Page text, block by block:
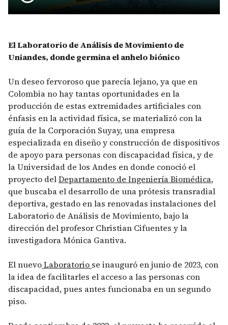
El Laboratorio de Análisis de Movimiento de
Uniandes, donde germina el anhelo biónico
Un deseo fervoroso que parecía lejano, ya que en
Colombia no hay tantas oportunidades en la
producción de estas extremidades artificiales con
énfasis en la actividad física, se materializó con la
guía de la Corporación Suyay, una empresa
especializada en diseño y construcción de dispositivos
de apoyo para personas con discapacidad física, y de
la Universidad de los Andes en donde conoció el
proyecto delDepartamento de Ingeniería Biomédica,
que buscaba el desarrollo de una prótesis transradial
deportiva, gestado en las renovadas instalaciones del
Laboratorio de Análisis de Movimiento, bajo la
dirección del profesor Christian Cifuentes y la
investigadora Mónica Gantiva.
El nuevoLaboratorio se inauguró en junio de 2023, con
la idea de facilitarles el acceso a las personas con
discapacidad, pues antes funcionaba en un segundo
piso.